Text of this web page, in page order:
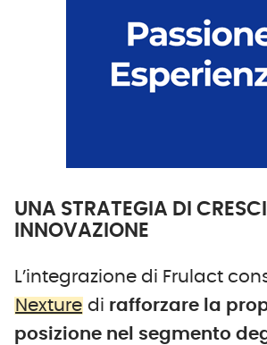
UNA STRATEGIA DI
INNOVAZIONE
L’integrazione di Frulact
Nexture di rafforzare la
posizione nel segmento